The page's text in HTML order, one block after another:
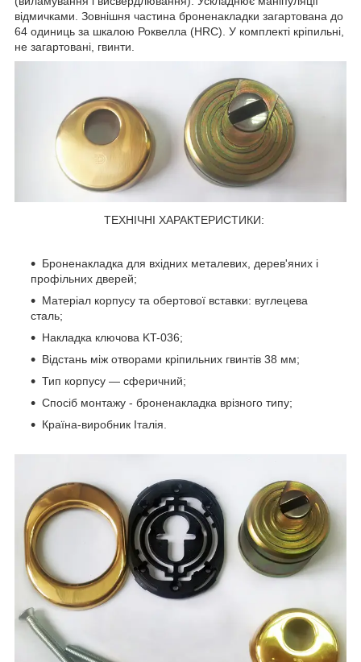
відмичками. Зовнішня частина броненакладки загартована до
64 одиниць за шкалою Роквелла (HRC). У комплекті кріпильні,
не загартовані, гвинти.
ТЕХНІЧНІ ХАРАКТЕРИСТИКИ:
Броненакладка для вхідних металевих, дерев'яних і
профільних дверей;
Матеріал корпусу та обертової вставки: вуглецева
сталь;
Накладка ключова KT-036;
Відстань між отворами кріпильних гвинтів 38 мм;
Тип корпусу — сферичний;
Спосіб монтажу - броненакладка врізного типу;
Країна-виробник Італія.